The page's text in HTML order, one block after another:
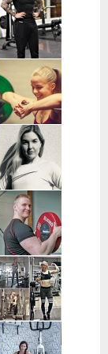
Heidi Ilomäki
| Sastamala
Arttu Kurkela
| Pohjois-
Pohjanmaa
Tanja Juntunen |
Päijät-Häme ja
Pääkaupunkiseutu
Routa
Training |
Helsinki ja
Espoo
Jani Lehtilä |
Turku ja etä
Christin
Moritz |